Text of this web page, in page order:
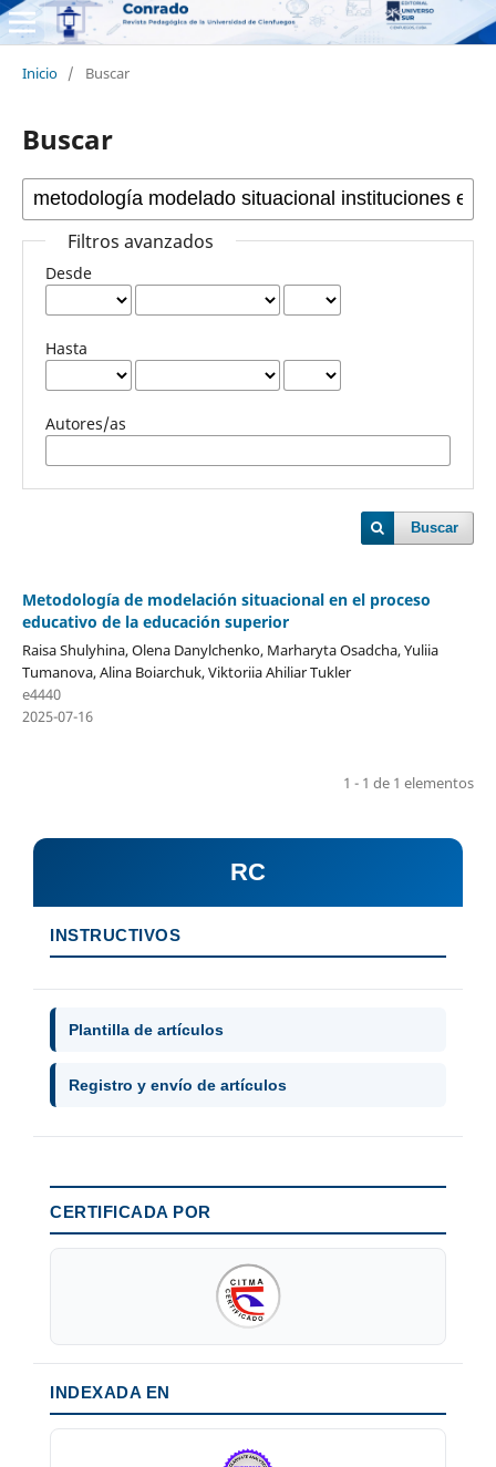
Inicio / Buscar
Buscar
Filtros avanzados
Desde
Hasta
Autores/as
Buscar
Metodología de modelación situacional en el proceso
educativo de la educación superior
Raisa Shulyhina, Olena Danylchenko, Marharyta Osadcha, Yuliia
Tumanova, Alina Boiarchuk, Viktoriia Ahiliar Tukler
e4440
2025-07-16
1 - 1 de 1 elementos
RC
INSTRUCTIVOS
Plantilla de artículos
Registro y envío de artículos
CERTIFICADA POR
INDEXADA EN